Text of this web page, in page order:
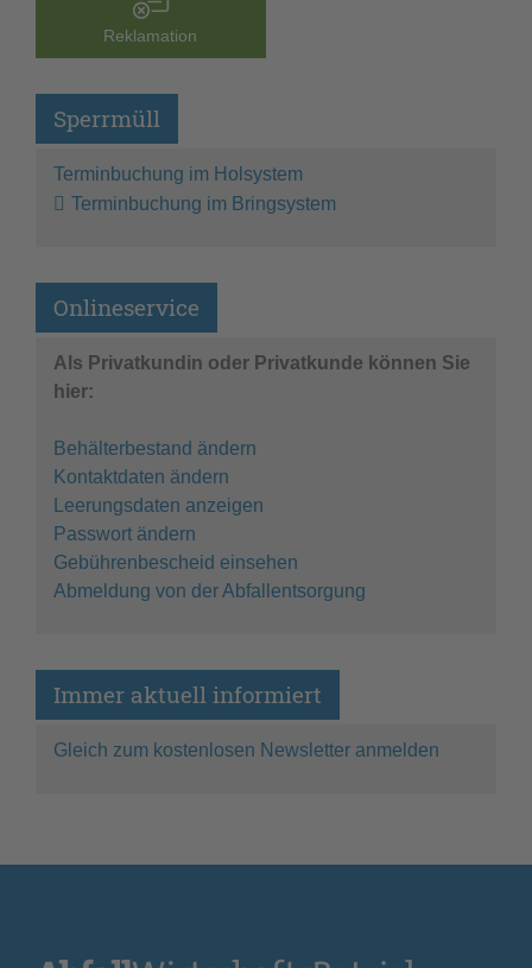
Reklamation
Sperrmüll
Terminbuchung im Holsystem
Terminbuchung im Bringsystem
Onlineservice
Als Privatkundin oder Privatkunde können Sie
hier:
Behälterbestand ändern
Kontaktdaten ändern
Leerungsdaten anzeigen
Passwort ändern
Gebührenbescheid einsehen
Abmeldung von der Abfallentsorgung
Immer aktuell informiert
Gleich zum kostenlosen Newsletter anmelden